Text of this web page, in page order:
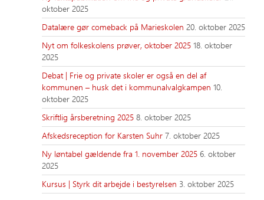
oktober 2025
Datalære gør comeback på Marieskolen 20. oktober 2025
Nyt om folkeskolens prøver, oktober 2025 18. oktober
2025
Debat | Frie og private skoler er også en del af
kommunen – husk det i kommunalvalgkampen 10.
oktober 2025
Skriftlig årsberetning 2025 8. oktober 2025
Afskedsreception for Karsten Suhr 7. oktober 2025
Ny løntabel gældende fra 1. november 2025 6. oktober
2025
Kursus | Styrk dit arbejde i bestyrelsen 3. oktober 2025